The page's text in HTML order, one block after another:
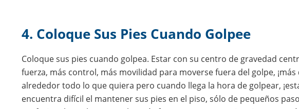
4. Coloque Sus Pies Cuando Golpee
Coloque sus pies cuando golpea. Estar con su centro de gravedad
fuerza, más control, más movilidad para moverse fuera del golpe,
alrededor todo lo que quiera pero cuando llega la hora de golpear,
encuentra difícil el mantener sus pies en el piso, sólo de pequeños